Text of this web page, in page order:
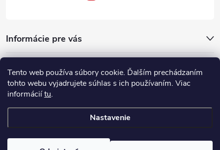
Tento web používa súbory cookie. Ďalším prechádzaním
tohto webu vyjadrujete súhlas s ich používaním. Viac
informáciítu.
Nastavenie
Informácie pre vás
Showroom
. Všetky práva vyhradené.